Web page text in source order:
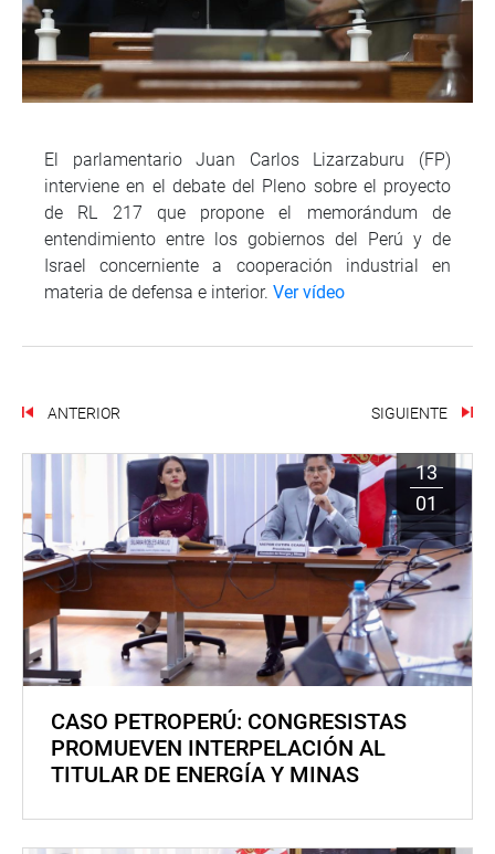
El parlamentario Juan Carlos Lizarzaburu (FP)
interviene en el debate del Pleno sobre el proyecto
de RL 217 que propone el memorándum de
entendimiento entre los gobiernos del Perú y de
Israel concerniente a cooperación industrial en
materia de defensa e interior. Ver vídeo
ANTERIOR SIGUIENTE
13
01
CASO PETROPERÚ: CONGRESISTAS
PROMUEVEN INTERPELACIÓN AL
TITULAR DE ENERGÍA Y MINAS